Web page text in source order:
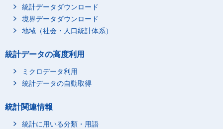
統計データダウンロード
境界データダウンロード
地域（社会・人口統計体系）
統計データの高度利用
ミクロデータ利用
統計データの自動取得
統計関連情報
統計に用いる分類・用語